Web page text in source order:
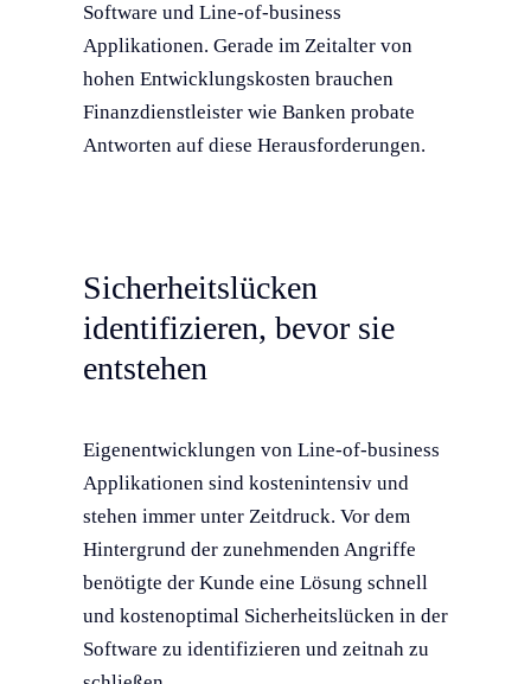
Software und Line-of-business
Applikationen. Gerade im Zeitalter von
hohen Entwicklungskosten brauchen
Finanzdienstleister wie Banken probate
Antworten auf diese Herausforderungen.
Sicherheitslücken
identifizieren, bevor sie
entstehen
Eigenentwicklungen von Line-of-business
Applikationen sind kostenintensiv und
stehen immer unter Zeitdruck. Vor dem
Hintergrund der zunehmenden Angriffe
benötigte der Kunde eine Lösung schnell
und kostenoptimal Sicherheitslücken in der
Software zu identifizieren und zeitnah zu